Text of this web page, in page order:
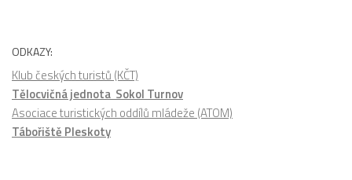
ODKAZY:
Klub českých turistů (KČT)
Tělocvičná jednota Sokol Turnov
Asociace turistických oddílů mládeže (ATOM)
Tábořiště Pleskoty